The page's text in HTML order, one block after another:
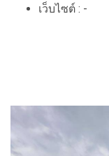
เว็บไซต์ : -